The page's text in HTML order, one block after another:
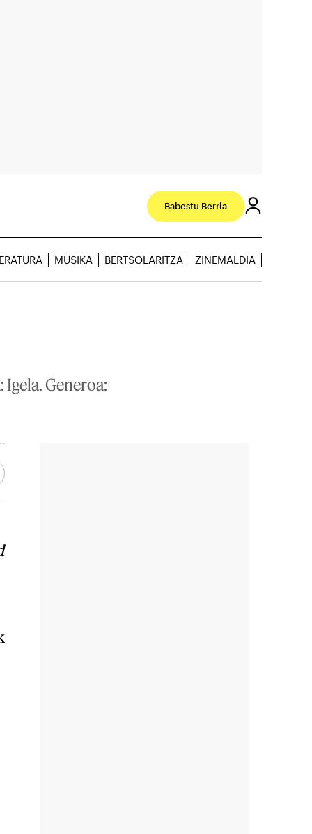
Babestu Berria
MUSIKA BERTSOLARITZA ZINEMALDIA
Generoa: